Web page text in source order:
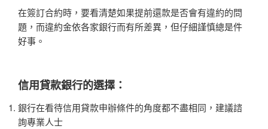
在簽訂合約時，要看清楚如果提前還款是否會有違約的問
題，而違約金依各家銀行而有所差異，但仔細謹慎總是件
好事。
信用貸款銀行的選擇：
銀行在看待信用貸款申辦條件的角度都不盡相同，建議諮
詢專業人士